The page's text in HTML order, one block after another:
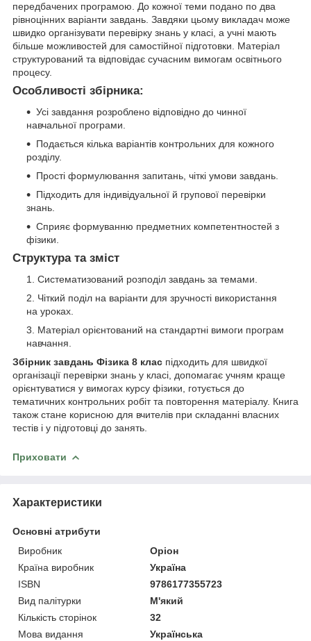
передбачених програмою. До кожної теми подано по два
рівноцінних варіанти завдань. Завдяки цьому викладач може
швидко організувати перевірку знань у класі, а учні мають
більше можливостей для самостійної підготовки. Матеріал
структурований та відповідає сучасним вимогам освітнього
процесу.
Особливості збірника:
Усі завдання розроблено відповідно до чинної
навчальної програми.
Подається кілька варіантів контрольних для кожного
розділу.
Прості формулювання запитань, чіткі умови завдань.
Підходить для індивідуальної й групової перевірки
знань.
Сприяє формуванню предметних компетентностей з
фізики.
Структура та зміст
Систематизований розподіл завдань за темами.
Чіткий поділ на варіанти для зручності використання
на уроках.
Матеріал орієнтований на стандартні вимоги програм
навчання.
Збірник завдань Фізика 8 клас підходить для швидкої
організації перевірки знань у класі, допомагає учням краще
орієнтуватися у вимогах курсу фізики, готується до
тематичних контрольних робіт та повторення матеріалу. Книга
також стане корисною для вчителів при складанні власних
тестів і у підготовці до занять.
Приховати
Характеристики
Основні атрибути
Виробник
Оріон
Країна виробник
Україна
ISBN
9786177355723
Вид палітурки
М'який
Кількість сторінок
32
Мова видання
Українська